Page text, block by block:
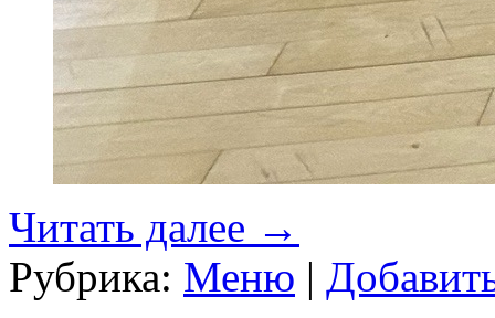
Читать далее →
Рубрика: Меню |